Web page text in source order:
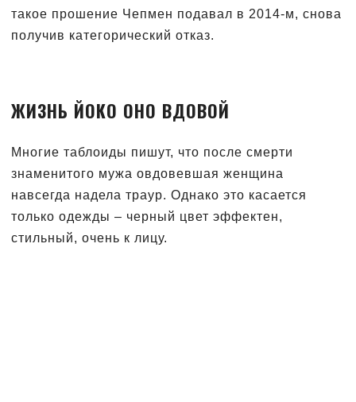
такое прошение Чепмен подавал в 2014-м, снова
получив категорический отказ.
ЖИЗНЬ ЙОКО ОНО ВДОВОЙ
Многие таблоиды пишут, что после смерти
знаменитого мужа овдовевшая женщина
навсегда надела траур. Однако это касается
только одежды – черный цвет эффектен,
стильный, очень к лицу.